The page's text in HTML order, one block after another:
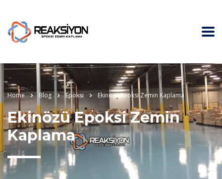
Home Blog Epoksi Ekinözü Epoksi Zemin Kaplama
Ekinözü Epoksi Zemin
Kaplama